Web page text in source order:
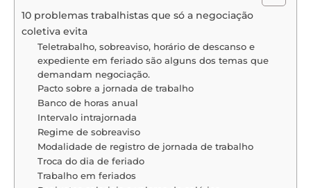
10 problemas trabalhistas que só a negociação
coletiva evita
Teletrabalho, sobreaviso, horário de descanso e
expediente em feriado são alguns dos temas que
demandam negociação.
Pacto sobre a jornada de trabalho
Banco de horas anual
Intervalo intrajornada
Regime de sobreaviso
Modalidade de registro de jornada de trabalho
Troca do dia de feriado
Trabalho em feriados